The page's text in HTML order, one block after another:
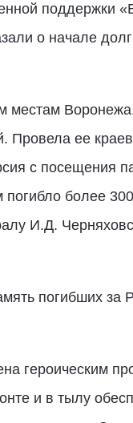
поддержки
о начале
Провела ее
с посещения
более
И.Д.
погибших
героическим
и в тылу